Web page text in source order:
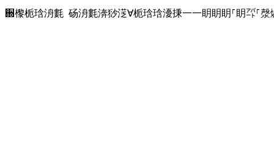
਍㰀栀琀洀氀 砀洀氀渀猀㴀∀栀琀琀瀀㨀⼀⼀眀眀眀⸀眀㌀